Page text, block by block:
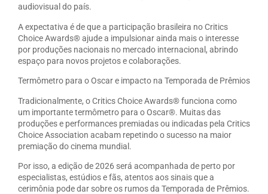
audiovisual do país.
A expectativa é de que a participação brasileira no Critics
Choice Awards® ajude a impulsionar ainda mais o interesse
por produções nacionais no mercado internacional, abrindo
espaço para novos projetos e colaborações.
Termômetro para o Oscar e impacto na Temporada de Prêmios
Tradicionalmente, o Critics Choice Awards® funciona como
um importante termômetro para o Oscar®. Muitas das
produções e performances premiadas ou indicadas pela Critics
Choice Association acabam repetindo o sucesso na maior
premiação do cinema mundial.
Por isso, a edição de 2026 será acompanhada de perto por
especialistas, estúdios e fãs, atentos aos sinais que a
cerimônia pode dar sobre os rumos da Temporada de Prêmios.